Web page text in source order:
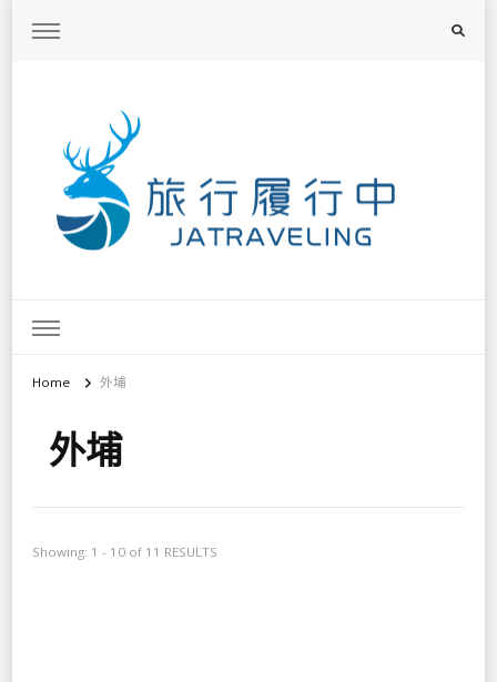
Home 外埔
外埔
Showing: 1 - 10 of 11 RESULTS